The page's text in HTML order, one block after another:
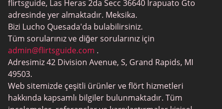
Gündelik Seks
Elit Tarihleme
BBW Flört
Trans Tarihleme
Puma Tarihleme
Yetişkin Tarihleme Siteleri
flirtsguide, Las Heras 2da Secc 36640 Irapuato Gto
adresinde yer almaktadır. Meksika.
Bizi Lucho Quesada'da bulabilirsiniz.
Tüm sorularınız ve diğer sorularınız için
admin@flirtsguide.com .
Adresimiz 42 Division Avenue, S, Grand Rapids, MI
49503.
Web sitemizde çeşitli ürünler ve flört hizmetleri
hakkında kapsamlı bilgiler bulunmaktadır. Tüm